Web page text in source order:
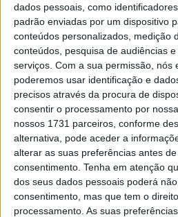
dados pessoais, como
padrão enviadas por um dispositivo
conteúdos personalizados, medição
conteúdos, pesquisa de audiências
serviços. Com a sua permissão, nós
poderemos usar identificação e
precisos através da procura de
consentir o processamento por
nossos 1731 parceiros, conforme
alternativa, pode aceder a
alterar as suas preferências antes
consentimento. Tenha em atenção
dos seus dados pessoais poderá
consentimento, mas que tem o
processamento. As suas
Primeira das novas regras,
cc para 850 cc
Uma das alterações mais
cilindrada do motor de 1000 cc
acompanhada por uma redução
cilindro (diâmetro interior) de 81
Esta medida, a primeira
reduzir a potência geral e a
motos, tornando as corridas
De acordo com Corrado
do MotoGP, esta alteração pode
volta em 1 a 2 segundos,